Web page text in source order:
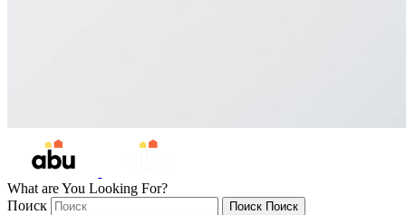
What are You Looking For?
Поиск
Поиск Поиск